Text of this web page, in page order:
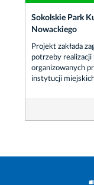
Sokolskie Park
Nowackiego
Projekt zakłada
potrzeby
organizowanych
instytucji